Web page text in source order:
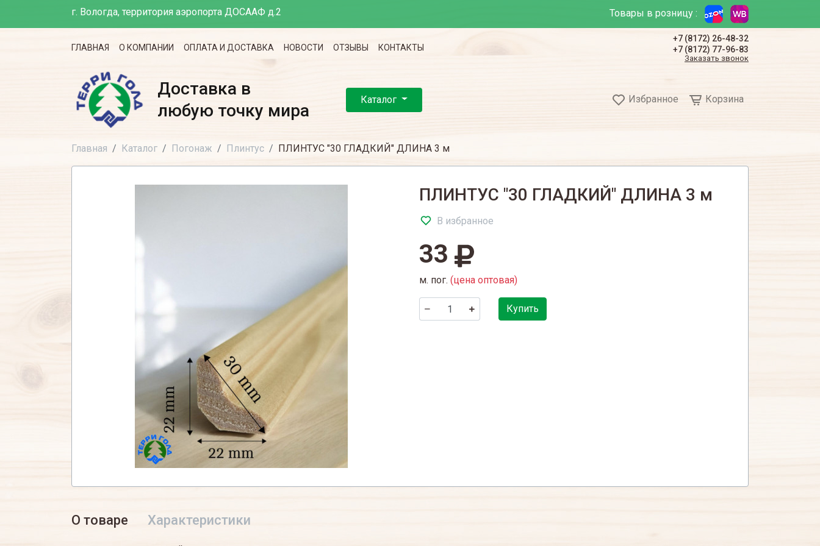
г. Вологда, территория аэропорта ДОСААФ д.2 Товары в розницу :
ГЛАВНАЯ О КОМПАНИИ ОПЛАТА И ДОСТАВКА НОВОСТИ ОТЗЫВЫ КОНТАКТЫ
+7 (8172) 26-48-32
+7 (8172) 77-96-83
Заказать звонок
Доставка в
любую точку мира
Избранное Корзина
Каталог
Главная Каталог Погонаж Плинтус ПЛИНТУС "30 ГЛАДКИЙ" ДЛИНА 3 м
ПЛИНТУС "30 ГЛАДКИЙ" ДЛИНА 3 м
В избранное
33
м. пог. (цена оптовая)
Купить
О товаре Характеристики